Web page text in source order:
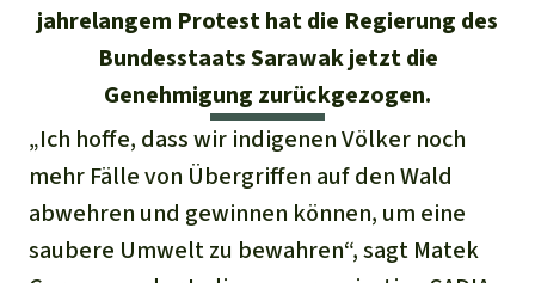
Palmöl
Biokraftstoff
Tropenholz
04/2025
03/2025
02/2025
Der Verein
40 Jahre Vereins­geschichte
Häufige Fragen
Jahresberichte
Medien
Presse
Presse-Echo
Widget einbinden
Banner einbinden
Suche
Deutsch
English
Español
Français
DE114306 0967 2025 054100
GENODEM1GLS
GLS Bank
IBAN kopieren
Spenden für ein Thema
Tierschutz
jahrelangem Protest hat die Regierung des
Bundesstaats Sarawak jetzt die
Genehmigung zurückgezogen.
„Ich hoffe, dass wir indigenen Völker noch
mehr Fälle von Übergriffen auf den Wald
abwehren und gewinnen können, um eine
saubere Umwelt zu bewahren“, sagt Matek